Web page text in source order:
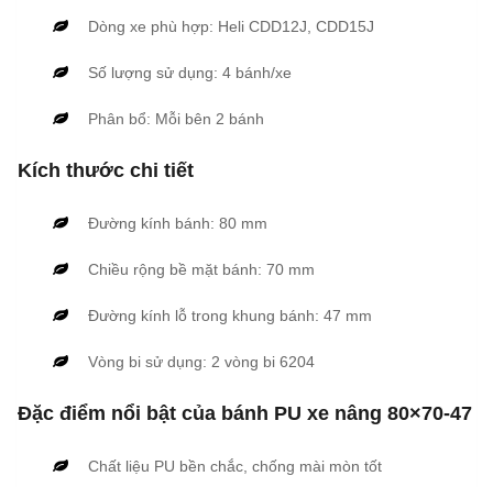
Dòng xe phù hợp: Heli CDD12J, CDD15J
Số lượng sử dụng: 4 bánh/xe
Phân bổ: Mỗi bên 2 bánh
Kích thước chi tiết
Đường kính bánh: 80 mm
Chiều rộng bề mặt bánh: 70 mm
Đường kính lỗ trong khung bánh: 47 mm
Vòng bi sử dụng: 2 vòng bi 6204
Đặc điểm nổi bật của bánh PU xe nâng 80×70-47
Chất liệu PU bền chắc, chống mài mòn tốt